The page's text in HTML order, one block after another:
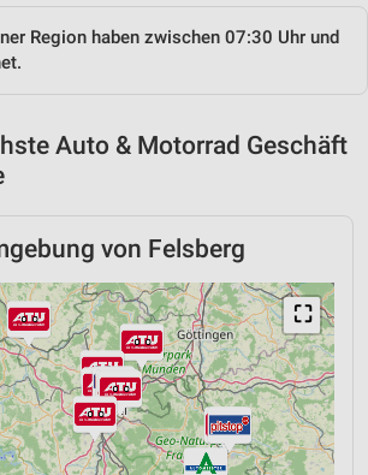
Region haben zwischen 07:30 Uhr und
Auto & Motorrad Geschäft
von Felsberg
⛶